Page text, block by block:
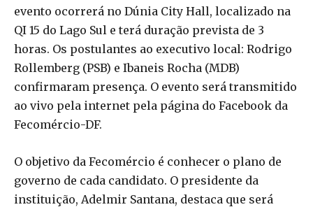
evento ocorrerá no Dúnia City Hall, localizado na
QI 15 do Lago Sul e terá duração prevista de 3
horas. Os postulantes ao executivo local: Rodrigo
Rollemberg (PSB) e Ibaneis Rocha (MDB)
confirmaram presença. O evento será transmitido
ao vivo pela internet pela página do Facebook da
Fecomércio-DF.
O objetivo da Fecomércio é conhecer o plano de
governo de cada candidato. O presidente da
instituição, Adelmir Santana, destaca que será